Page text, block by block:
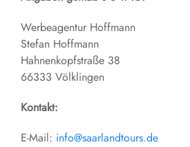
Werbeagentur Hoffmann
Stefan Hoffmann
Hahnenkopfstraße 38
66333 Völklingen
Kontakt:
E-Mail: info@saarlandtours.de